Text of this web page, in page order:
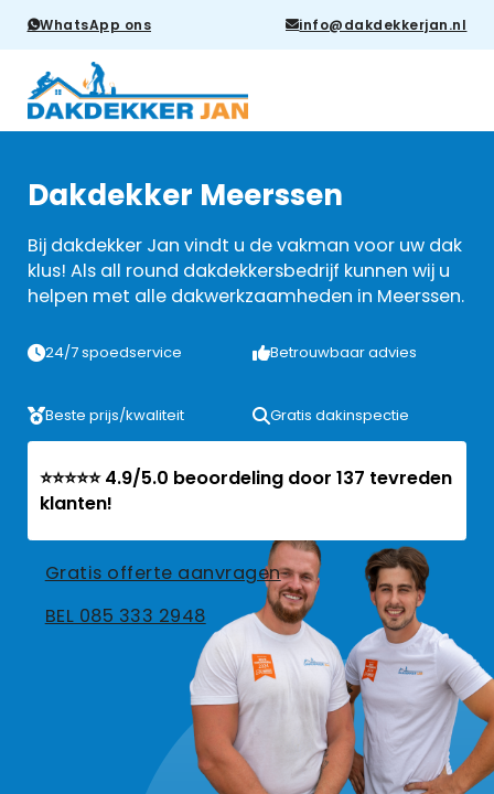
WhatsApp ons info@dakdekkerjan.nl
Dakdekker Meerssen
Bij dakdekker Jan vindt u de vakman voor uw dak
klus! Als all round dakdekkersbedrijf kunnen wij u
helpen met alle dakwerkzaamheden in Meerssen.
24/7 spoedservice Betrouwbaar advies
Beste prijs/kwaliteit Gratis dakinspectie
⭐⭐⭐⭐⭐ 4.9/5.0 beoordeling door 137 tevreden
klanten!
Gratis offerte aanvragen
BEL 085 333 2948